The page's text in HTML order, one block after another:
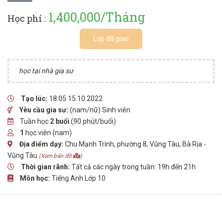
Học phí : 1,400,000/Tháng
Lớp đã giao
học tại nhà gia sư
Tạo lúc: 18:05 15.10.2022
Yêu cầu gia sư: (nam/nữ) Sinh viên
Tuần học 2 buổi (90 phút/buổi)
1 học viên (nam)
Địa điểm dạy: Chu Mạnh Trinh, phường 8, Vũng Tàu, Bà Rịa -
Vũng Tàu (Xem bản đồ )
Thời gian rãnh: Tất cả các ngày trong tuần: 19h đến 21h
Môn học: Tiếng Anh Lớp 10